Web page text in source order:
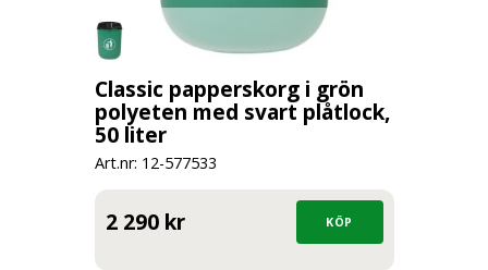
Classic papperskorg i grön
polyeten med svart plåtlock,
50 liter
Art.nr: 12-577533
2 290 kr